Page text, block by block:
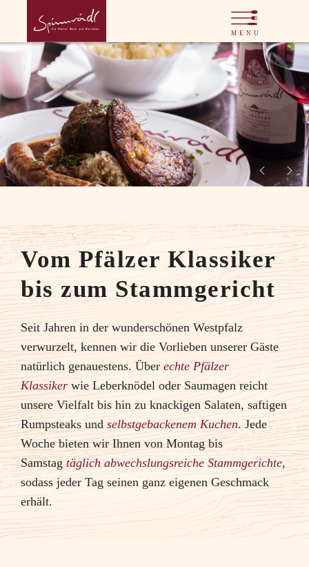
Vom Pfälzer Klassiker
bis zum Stammgericht
Seit Jahren in der wunderschönen Westpfalz
verwurzelt, kennen wir die Vorlieben unserer Gäste
natürlich genauestens. Über echte Pfälzer
Klassiker wie Leberknödel oder Saumagen reicht
unsere Vielfalt bis hin zu knackigen Salaten, saftigen
Rumpsteaks und selbstgebackenem Kuchen. Jede
Woche bieten wir Ihnen von Montag bis
Samstag täglich abwechslungsreiche Stammgerichte,
sodass jeder Tag seinen ganz eigenen Geschmack
erhält.